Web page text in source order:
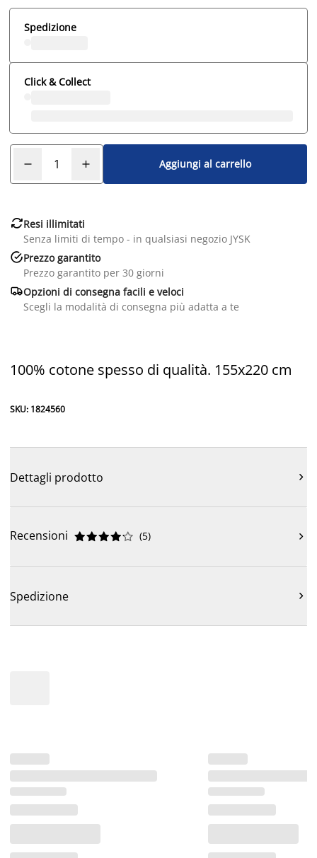
Spedizione
Click & Collect
Aggiungi al carrello
Resi illimitati
Senza limiti di tempo - in qualsiasi negozio JYSK
Prezzo garantito
Prezzo garantito per 30 giorni
Opzioni di consegna facili e veloci
Scegli la modalità di consegna più adatta a te
100% cotone spesso di qualità. 155x220 cm
SKU: 1824560
Dettagli prodotto 
Recensioni 




 (5) 
Spedizione 